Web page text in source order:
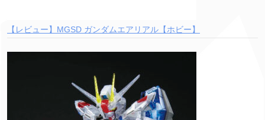
【レビュー】MGSD ガンダムエアリアル【ホビー】